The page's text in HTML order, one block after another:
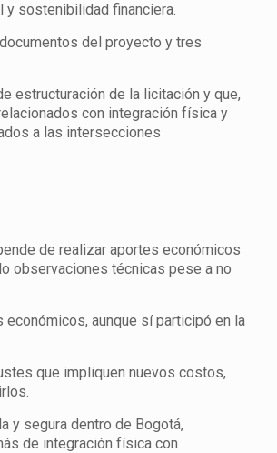
y sostenibilidad financiera.
del proyecto y tres
estructuración de la licitación y que,
con integración física y
a las intersecciones
de realizar aportes económicos
observaciones técnicas pese a no
aunque sí participó en la
que impliquen nuevos costos,
y segura dentro de Bogotá,
de integración física con